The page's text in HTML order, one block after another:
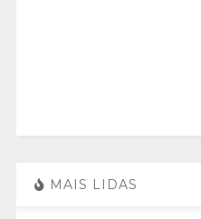
MAIS LIDAS